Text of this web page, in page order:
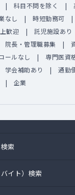
科目不問を除く
なし 時短勤務可
歓迎
託児施設あり
院長・管理職募集
ールなし
専門医資
学会補助あり 通勤
企業
索
イト）検索